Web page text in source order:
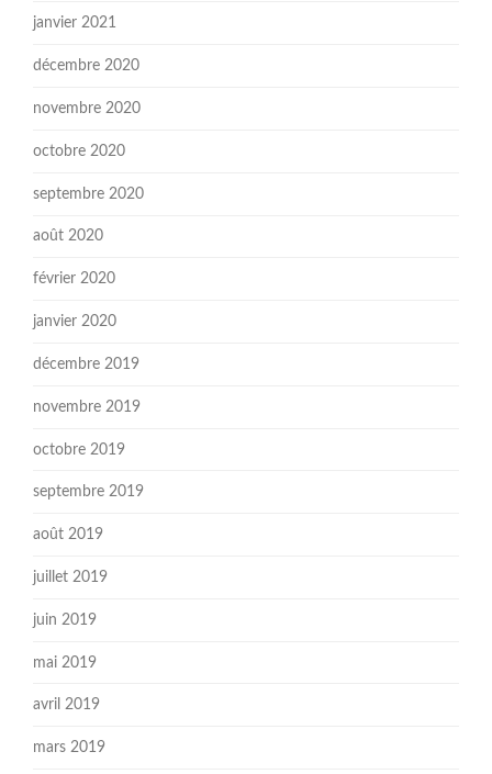
janvier 2021
décembre 2020
novembre 2020
octobre 2020
septembre 2020
août 2020
février 2020
janvier 2020
décembre 2019
novembre 2019
octobre 2019
septembre 2019
août 2019
juillet 2019
juin 2019
mai 2019
avril 2019
mars 2019